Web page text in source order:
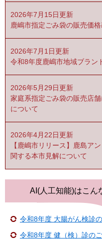
2026年7月15日更新
鹿嶋市指定ごみ袋の販売価
2026年7月1日更新
令和8年度鹿嶋市地域ブラン
2026年5月29日更新
家庭系指定ごみ袋の販売店
について
2026年4月22日更新
【鹿嶋市リリース】鹿島ア
関する本市見解について
AI(人工知能)はこん
令和8年度 大腸がん検診
令和8年度 健（検）診の